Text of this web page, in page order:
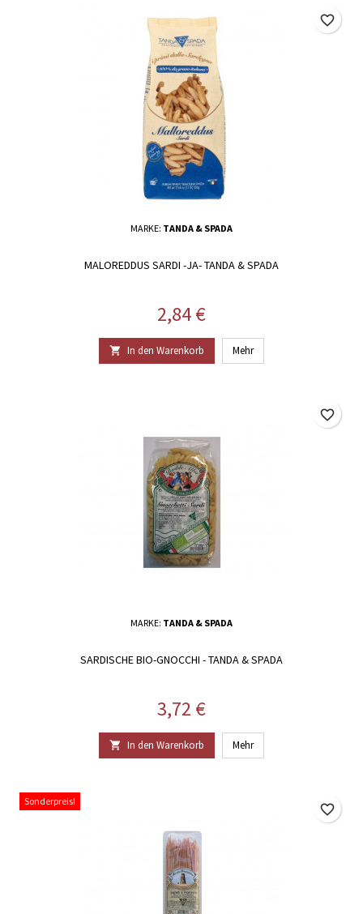
MARKE: TANDA & SPADA
MALOREDDUS SARDI -JA- TANDA & SPADA
Preis
2,84 €
 In den Warenkorb Mehr
favorite_border
MARKE: TANDA & SPADA
SARDISCHE BIO-GNOCCHI - TANDA & SPADA
Preis
3,72 €
 In den Warenkorb Mehr
favorite_border
Sonderpreis!
favorite_border